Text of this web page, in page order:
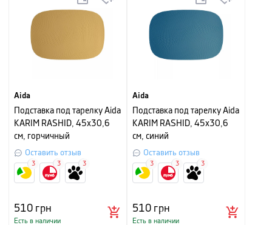
Aida
Подставка под тарелку Aida
KARIM RASHID, 45х30,6
см, горчичный
Оставить отзыв
510грн
Есть в наличии
3 3 3
Aida
Подставка под тарелку Aida
KARIM RASHID, 45х30,6
см, синий
Оставить отзыв
510грн
Есть в наличии
3 3 3